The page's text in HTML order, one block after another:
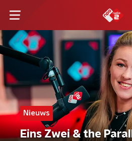
Nieuws
Eins Zwei & the